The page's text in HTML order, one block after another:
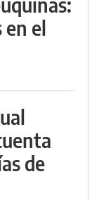
en el
de